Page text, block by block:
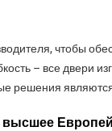
чтобы
– все двери
решения